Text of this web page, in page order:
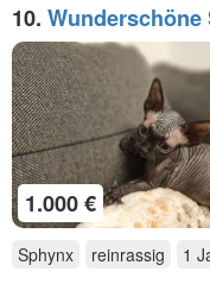
10.
suchen neues zu
1.000 €
Sphynx
reinrassig 1